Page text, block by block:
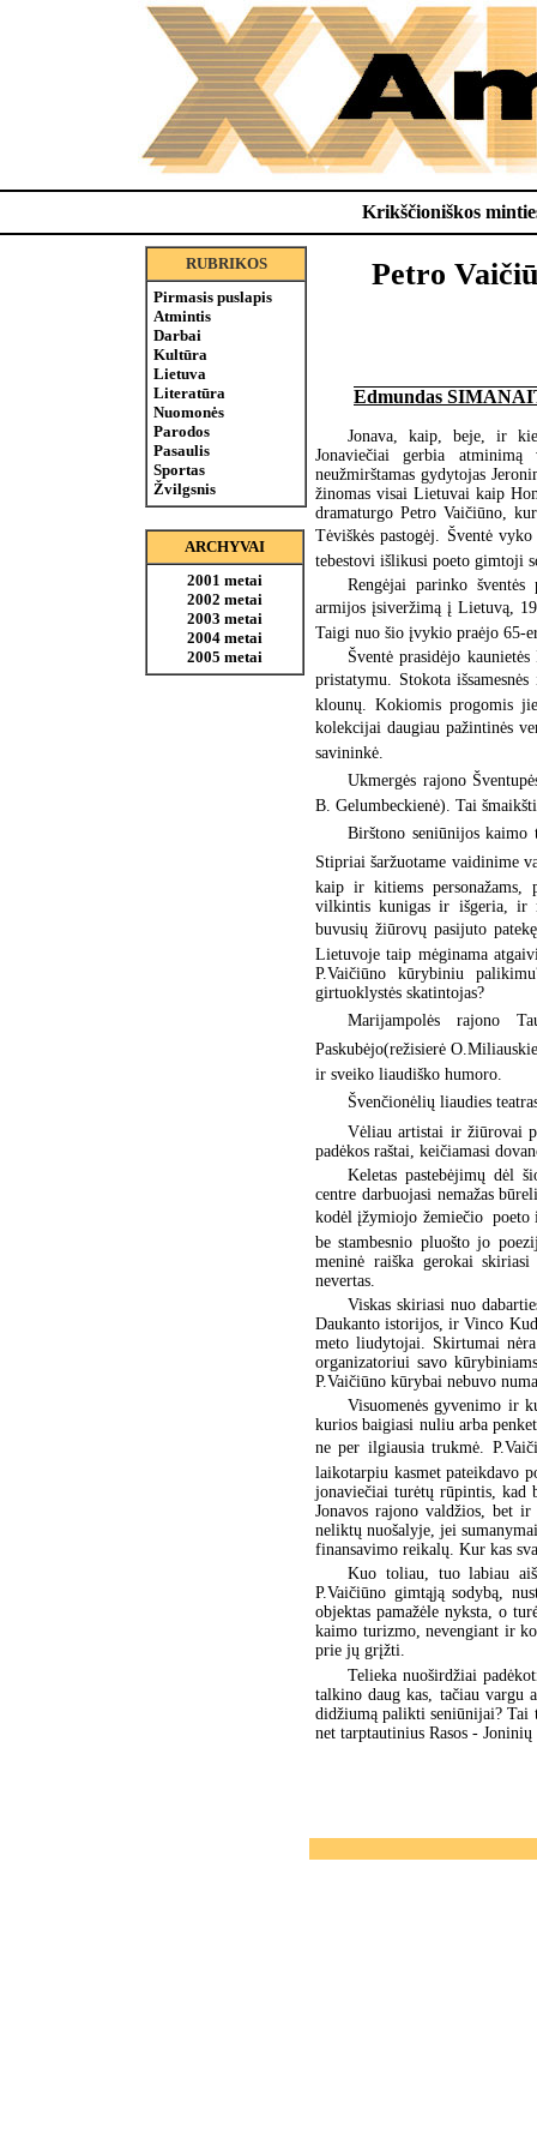
Krikščioniškos
RUBRIKOS
Pirmasis puslapis
Atmintis
Darbai
Kultūra
Lietuva
Literatūra
Nuomonės
Parodos
Pasaulis
Sportas
Žvilgsnis
ARCHYVAI
2001 metai
2002 metai
2003 metai
2004 metai
2005 metai
Petro
Edmundas
Jonava, kaip, beje, ir
Jonaviečiai gerbia
neužmirštamas gydytojas
žinomas visai Lietuvai kaip
dramaturgo Petro Vaičiūno,
Tėviškės pastogėj. Šventė
tebestovi išlikusi poeto gimtoji
Rengėjai parinko
armijos įsiveržimą į Lietuvą,
Taigi nuo šio įvykio praėjo 65-
Šventė prasidėjo
pristatymu. Stokota
klounų. Kokiomis progomis
kolekcijai daugiau pažintinės
savininkė.
Ukmergės rajono
B. Gelumbeckienė). Tai
Birštono seniūnijos kaimo
Stipriai šaržuotame vaidinime
kaip ir kitiems personažams,
vilkintis kunigas ir išgeria, ir
buvusių žiūrovų pasijuto
Lietuvoje taip mėginama
P.Vaičiūno kūrybiniu
girtuoklystės skatintojas?
Marijampolės rajono
Paskubėjo(režisierė
ir sveiko liaudiško humoro.
Švenčionėlių liaudies
Vėliau artistai ir žiūrovai
padėkos raštai, keičiamasi
Keletas pastebėjimų dėl
centre darbuojasi nemažas
kodėl įžymiojo žemiečio 
be stambesnio pluošto jo
meninė raiška gerokai
nevertas.
Viskas skiriasi nuo
Daukanto istorijos, ir Vinco
meto liudytojai. Skirtumai
organizatoriui savo
P.Vaičiūno kūrybai nebuvo
Visuomenės gyvenimo ir
kurios baigiasi nuliu arba
ne per ilgiausia trukmė.
laikotarpiu kasmet pateikdavo
jonaviečiai turėtų rūpintis, kad
Jonavos rajono valdžios, bet
neliktų nuošalyje, jei
finansavimo reikalų. Kur kas
Kuo toliau, tuo labiau
P.Vaičiūno gimtąją sodybą,
objektas pamažėle nyksta, o
kaimo turizmo, nevengiant ir
prie jų grįžti.
Telieka nuoširdžiai
talkino daug kas, tačiau vargu
didžiumą palikti seniūnijai? Tai
net tarptautinius Rasos -